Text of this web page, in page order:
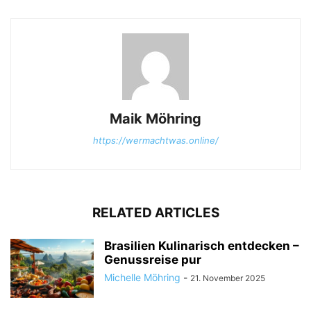
Maik Möhring
https://wermachtwas.online/
RELATED ARTICLES
Brasilien Kulinarisch entdecken –
Genussreise pur
Michelle Möhring - 21. November 2025